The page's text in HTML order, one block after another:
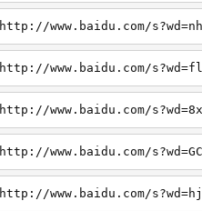
http://www.baidu.com/
http://www.baidu.com/
http://www.baidu.com/
http://www.baidu.com/
http://www.baidu.com/